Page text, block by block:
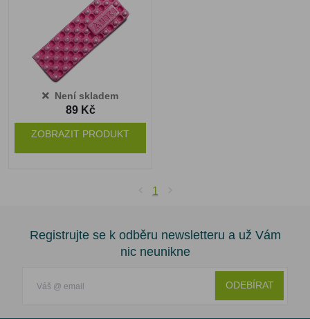
Není skladem
89 Kč
ZOBRAZIT PRODUKT
1
Registrujte se k odběru newsletteru a už Vám
nic neunikne
ODEBÍRAT